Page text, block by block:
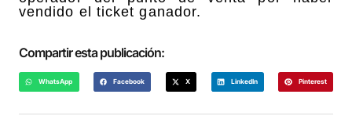
vendido el ticket ganador.
Compartir esta publicación:
WhatsApp Facebook X LinkedIn Pinterest